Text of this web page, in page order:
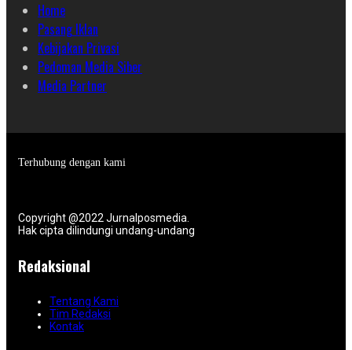
Home
Pasang Iklan
Kebijakan Privasi
Pedoman Media Siber
Media Partner
Terhubung dengan kami
Copyright @2022 Jurnalposmedia.
Hak cipta dilindungi undang-undang
Redaksional
Tentang Kami
Tim Redaksi
Kontak